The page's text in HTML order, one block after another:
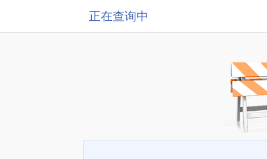
正在查询中